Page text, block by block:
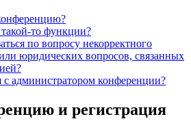
то функции?
по вопросу некорректного
юридических вопросов, связанных
с администратором конференции?
и регистрация